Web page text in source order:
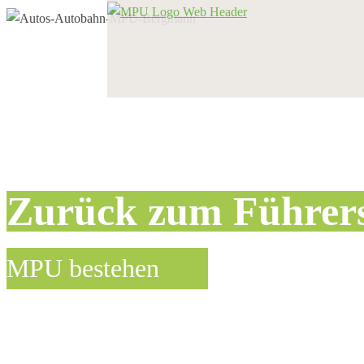
Zurück zum
MPU bestehen